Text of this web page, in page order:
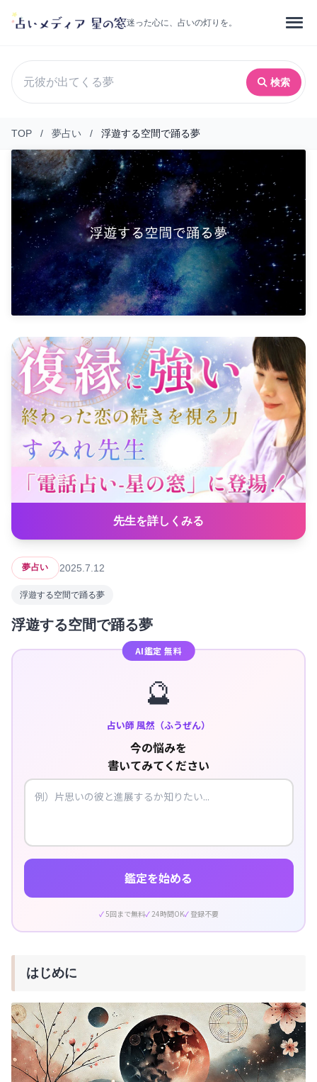
迷った心に、占いの灯りを。
検索
TOP / 夢占い / 浮遊する空間で踊る夢
先生を詳しくみる
夢占い 2025.7.12
浮遊する空間で踊る夢
浮遊する空間で踊る夢
AI鑑定 無料
🔮
占い師 風然（ふうぜん）
今の悩みを
書いてみてください
鑑定を始める
5回まで無料 24時間OK 登録不要
はじめに